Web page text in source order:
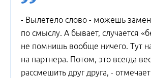
- Вылетело слово - можешь
по смыслу. А бывает, случается
не помнишь вообще ничего. Тут
на партнера. Потом, это всегда
рассмешить друг друга, -